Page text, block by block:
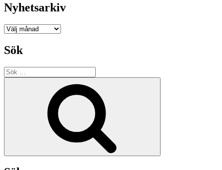
Nyhetsarkiv
Nyhetsarkiv
Sök
Sök
efter: